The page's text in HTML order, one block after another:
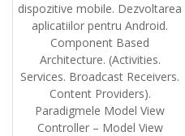
dispozitive mobile. Dezvoltarea
aplicatiilor pentru Android.
Component Based
Architecture. (Activities.
Services. Broadcast Receivers.
Content Providers).
Paradigmele Model View
Controller – Model View